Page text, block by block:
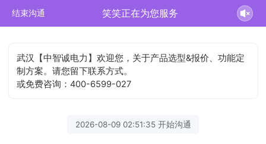
结束沟通 笑笑正在为您服务
武汉【中智诚电力】欢迎您，关于产品选型&报价、功能定
制方案。请您留下联系方式。
或免费咨询：400-6599-027
2026-08-09 02:51:35 开始沟通